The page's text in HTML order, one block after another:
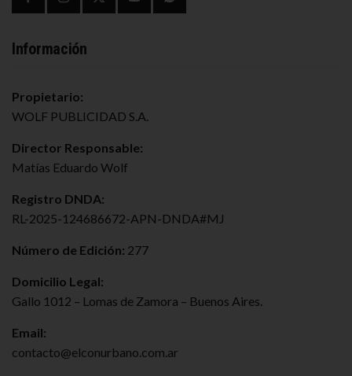
Información
Propietario:
WOLF PUBLICIDAD S.A.
Director Responsable:
Matías Eduardo Wolf
Registro DNDA:
RL-2025-124686672-APN-DNDA#MJ
Número de Edición: 277
Domicilio Legal:
Gallo 1012 – Lomas de Zamora – Buenos Aires.
Email:
contacto@elconurbano.com.ar